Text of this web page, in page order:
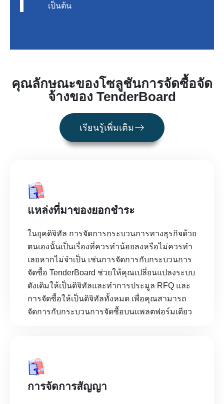
เป็นต้น
คุณลักษณะของโซลูชันการจัดซื้อจัด
จ้างของ TenderBoard
เรียนรู้เพิ่มเติม
แหล่งที่มาของยอกชำระ
ในยุคดิจิทัล การจัดการกระบวนการทางธุรกิจด้วย
ตนเองนั้นเป็นเรื่องที่ควรทำน้อยลงหรือไม่ควรทำ
เลยหากไม่จำเป็น เช่นการจัดการกับกระบวนการ
จัดซื้อ TenderBoard ช่วยให้คุณเปลี่ยนแปลงระบบ
ดังเดิมให้เป็นดิจิทัลและทำการประมูล RFQ และ
การจัดซื้อให้เป็นดิจิทัลทั้งหมด เพื่อคุณสามารถ
จัดการกับกระบวนการจัดซื้อบนแพลตฟอร์มเดียว
การจัดการสัญญา